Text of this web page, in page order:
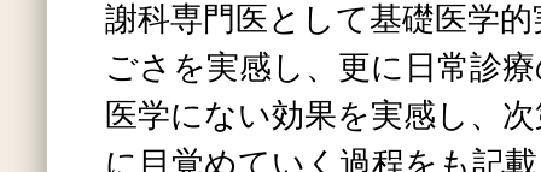
謝科専門医として基礎医学
ごさを実感し、更に日常診
医学にない効果を実感し、
に目覚めていく過程をも記